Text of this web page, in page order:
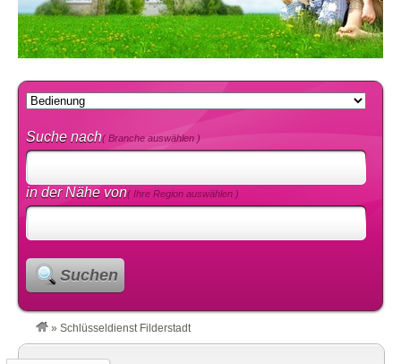
Suche nach( Branche auswählen )
in der Nähe von( Ihre Region auswählen )
Suchen
» Schlüsseldienst Filderstadt